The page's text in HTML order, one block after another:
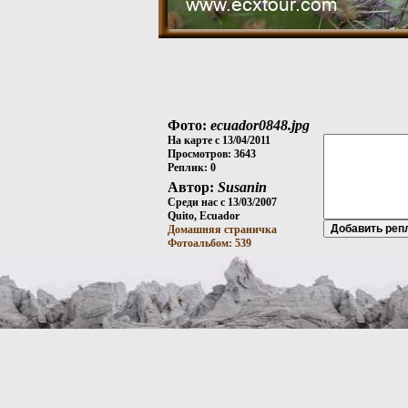
Фото: ecuador0848.jpg
На карте с 13/04/2011
Просмотров: 3643
Реплик: 0
Автор: Susanin
Среди нас с 13/03/2007
Quito, Ecuador
Домашняя страничка
Фотоальбом: 539